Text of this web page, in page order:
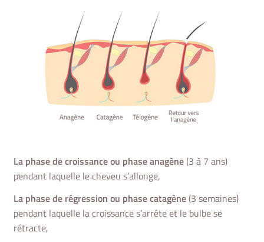
La phase de croissance ou phase anagène(3 à 7 ans)
pendant laquelle le cheveu s’allonge,
La phase de régression ou phase catagène(3 semaines)
pendant laquelle la croissance s’arrête et le bulbe se
rétracte,